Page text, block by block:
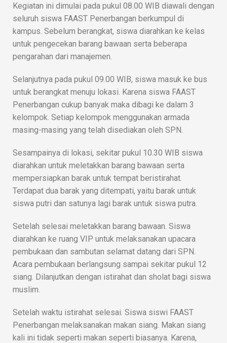
Kegiatan ini dimulai pada pukul 08.00 WIB diawali dengan
seluruh siswa FAAST Penerbangan berkumpul di
kampus. Sebelum berangkat, siswa diarahkan ke kelas
untuk pengecekan barang bawaan serta beberapa
pengarahan dari manajemen.
Selanjutnya pada pukul 09.00 WIB, siswa masuk ke bus
untuk berangkat menuju lokasi. Karena siswa FAAST
Penerbangan cukup banyak maka dibagi ke dalam 3
kelompok. Setiap kelompok menggunakan armada
masing-masing yang telah disediakan oleh SPN.
Sesampainya di lokasi, sekitar pukul 10.30 WIB siswa
diarahkan untuk meletakkan barang bawaan serta
mempersiapkan barak untuk tempat beristirahat.
Terdapat dua barak yang ditempati, yaitu barak untuk
siswa putri dan satunya lagi barak untuk siswa putra.
Setelah selesai meletakkan barang bawaan. Siswa
diarahkan ke ruang VIP untuk melaksanakan upacara
pembukaan dan sambutan selamat datang dari SPN.
Acara pembukaan berlangsung sampai sekitar pukul 12
siang. Dilanjutkan dengan istirahat dan sholat bagi siswa
muslim.
Setelah waktu istirahat selesai. Siswa siswi FAAST
Penerbangan melaksanakan makan siang. Makan siang
kali ini tidak seperti makan seperti biasanya. Karena,